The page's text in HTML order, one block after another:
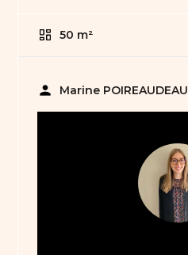
50 m²
person Marine POIREAUDEAU